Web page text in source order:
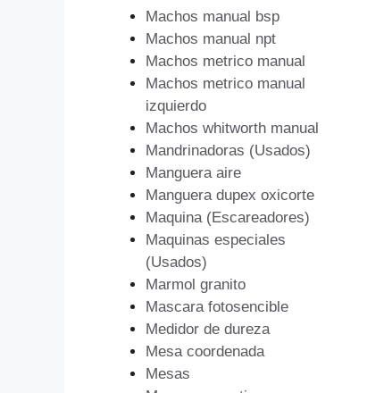
Machos manual bsp
Machos manual npt
Machos metrico manual
Machos metrico manual
izquierdo
Machos whitworth manual
Mandrinadoras (Usados)
Manguera aire
Manguera dupex oxicorte
Maquina (Escareadores)
Maquinas especiales
(Usados)
Marmol granito
Mascara fotosencible
Medidor de dureza
Mesa coordenada
Mesas